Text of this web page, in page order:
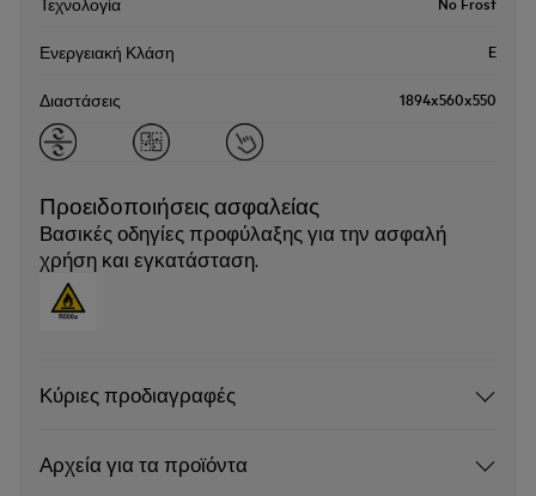
Ενεργειακή Κλάση E
Διαστάσεις 1894x560x550
Προειδοποιήσεις ασφαλείας
Βασικές οδηγίες προφύλαξης για την ασφαλή
χρήση και εγκατάσταση.
Κύριες προδιαγραφές
Αρχεία για τα προϊόντα